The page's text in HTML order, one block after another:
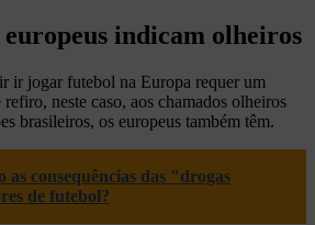
indicam olheiros
ir jogar futebol na Europa requer um
neste caso, aos chamados olheiros
brasileiros, os europeus também têm.
as consequências das "drogas
de futebol?